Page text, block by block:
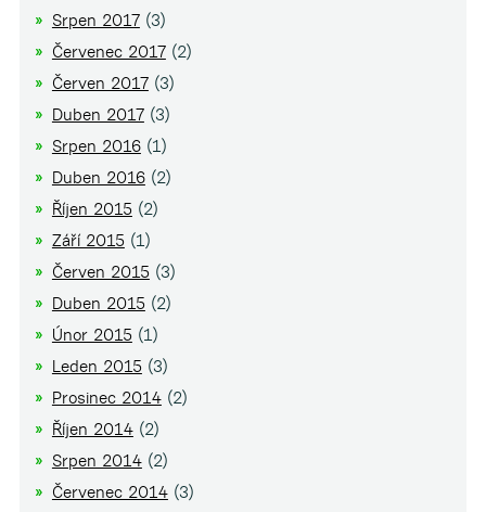
Srpen 2017(3)
Červenec 2017(2)
Červen 2017(3)
Duben 2017(3)
Srpen 2016(1)
Duben 2016(2)
Říjen 2015(2)
Září 2015(1)
Červen 2015(3)
Duben 2015(2)
Únor 2015(1)
Leden 2015(3)
Prosinec 2014(2)
Říjen 2014(2)
Srpen 2014(2)
Červenec 2014(3)